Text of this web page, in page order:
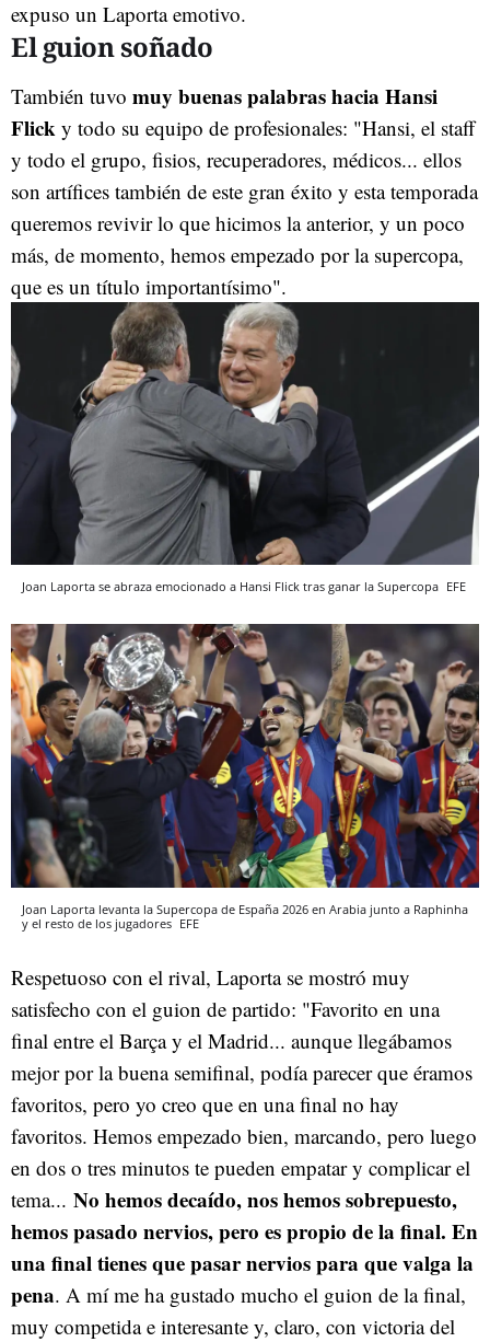
expuso un Laporta emotivo.
El guion soñado
También tuvo muy buenas palabras hacia Hansi
Flick y todo su equipo de profesionales: "Hansi, el staff
y todo el grupo, fisios, recuperadores, médicos... ellos
son artífices también de este gran éxito y esta temporada
queremos revivir lo que hicimos la anterior, y un poco
más, de momento, hemos empezado por la supercopa,
que es un título importantísimo".
Joan Laporta se abraza emocionado a Hansi Flick tras ganar la Supercopa EFE
Joan Laporta levanta la Supercopa de España 2026 en Arabia junto a Raphinha
y el resto de los jugadores EFE
Respetuoso con el rival, Laporta se mostró muy
satisfecho con el guion de partido: "Favorito en una
final entre el Barça y el Madrid... aunque llegábamos
mejor por la buena semifinal, podía parecer que éramos
favoritos, pero yo creo que en una final no hay
favoritos. Hemos empezado bien, marcando, pero luego
en dos o tres minutos te pueden empatar y complicar el
tema... No hemos decaído, nos hemos sobrepuesto,
hemos pasado nervios, pero es propio de la final. En
una final tienes que pasar nervios para que valga la
pena. A mí me ha gustado mucho el guion de la final,
muy competida e interesante y, claro, con victoria del